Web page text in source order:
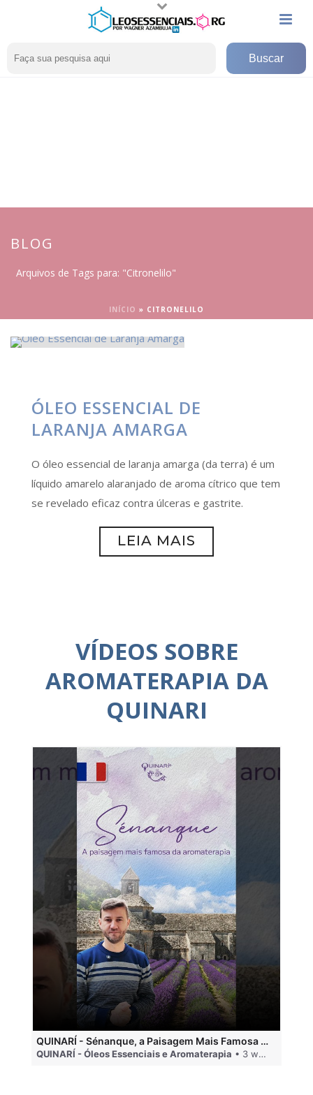
BLOG
Arquivos de Tags para: "Citronelilo"
INÍCIO » CITRONELILO
ÓLEO ESSENCIAL DE
LARANJA AMARGA
O óleo essencial de laranja amarga (da terra) é um
líquido amarelo alaranjado de aroma cítrico que tem
se revelado eficaz contra úlceras e gastrite.
LEIA MAIS
VÍDEOS SOBRE
AROMATERAPIA DA
QUINARI
QUINARÍ - Sénanque, a Paisagem Mais Famosa da Aromaterapia
QUINARÍ - Óleos Essenciais e Aromaterapia • 3 weeks ago